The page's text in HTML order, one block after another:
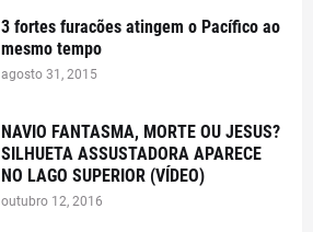
3 fortes furacões atingem o Pacífico ao
mesmo tempo
agosto 31, 2015
NAVIO FANTASMA, MORTE OU JESUS?
SILHUETA ASSUSTADORA APARECE
NO LAGO SUPERIOR (VÍDEO)
outubro 12, 2016